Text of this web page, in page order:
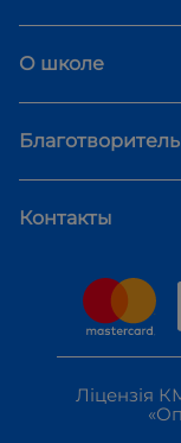
О школе
Контакты
Ліцензія